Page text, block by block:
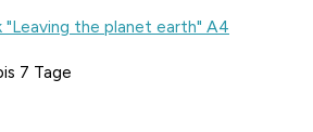
7 Tage